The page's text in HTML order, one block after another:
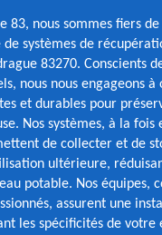
83, nous sommes fiers
de systèmes de
83270. Conscients
nous nous engageons à
et durables pour
Nos systèmes, à la fois
de collecter et de
ultérieure,
potable. Nos équipes,
assurent une
les spécificités de votre